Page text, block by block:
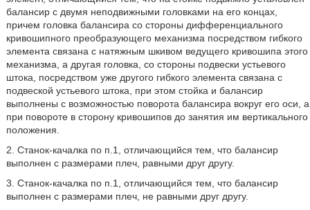
балансир с двумя неподвижными головками на его концах,
причем головка балансира со стороны дифференциального
кривошипного преобразующего механизма посредством гибкого
элемента связана с натяжным шкивом ведущего кривошипа этого
механизма, а другая головка, со стороны подвески устьевого
штока, посредством уже другого гибкого элемента связана с
подвеской устьевого штока, при этом стойка и балансир
выполнены с возможностью поворота балансира вокруг его оси, а
при повороте в сторону кривошипов до занятия им вертикального
положения.
2. Станок-качалка по п.1, отличающийся тем, что балансир
выполнен с размерами плеч, равными друг другу.
3. Станок-качалка по п.1, отличающийся тем, что балансир
выполнен с размерами плеч, не равными друг другу.